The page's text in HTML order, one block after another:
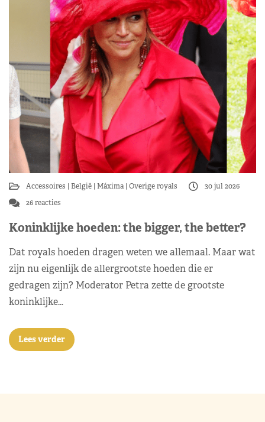
Accessoires België Máxima Overige royals
30 jul 2026
26 reacties
Koninklijke hoeden: the bigger, the better?
Dat royals hoeden dragen weten we allemaal. Maar wat
zijn nu eigenlijk de allergrootste hoeden die er
gedragen zijn? Moderator Petra zette de grootste
koninklijke…
Lees verder